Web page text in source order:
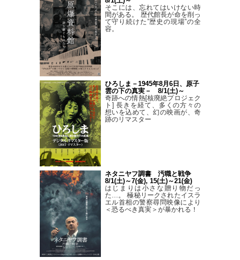
そこには、忘れてはいけない時
間がある。 歴代館長が命を削っ
て守り続けた”歴史の現場”の全
容。
ひろしま－1945年8月6日、原子
雲の下の真実－ 8/1(土)～
奇跡への情熱[核廃絶プロジェク
ト] 長きを経て、多くの方々の
想いを込めて、幻の映画が、奇
跡のリマスター
ネタニヤフ調書 汚職と戦争
8/1(土)～7(金), 15(土)～21(金)
はじまりは小さな贈り物だっ
た…。 極秘リークされたイスラ
エル首相の警察尋問映像により
＜恐るべき真実＞が暴かれる！